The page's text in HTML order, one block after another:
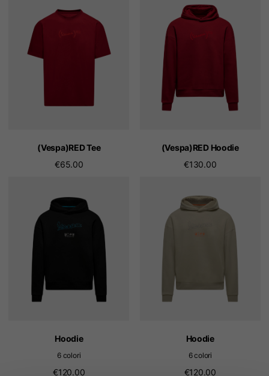
(Vespa)RED Tee
€65.00
(Vespa)RED Hoodie
€130.00
Hoodie
6 colori
€120.00
Hoodie
6 colori
€120.00